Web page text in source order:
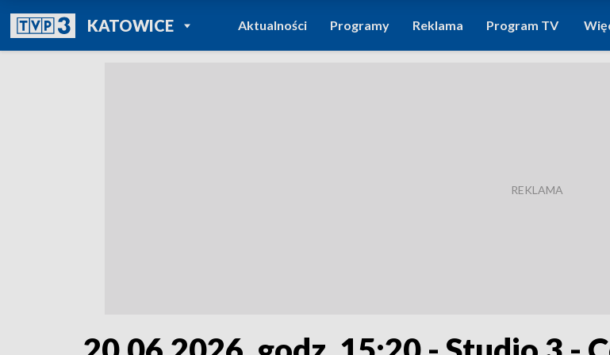
KATOWICEPOWRÓT DO
TVP REGIONY
Aktualności Programy Reklama Program TV